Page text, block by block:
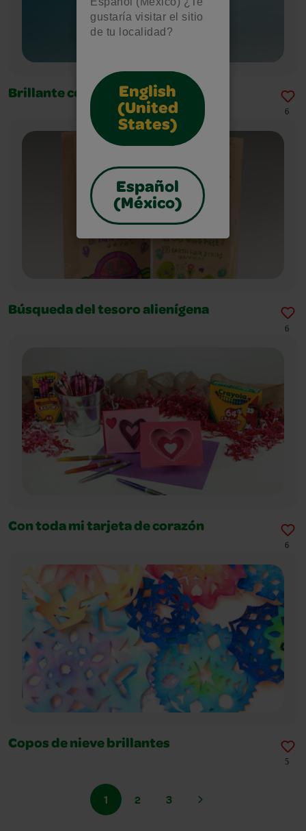
gustaría visitar el sitio
de tu localidad?
English
(United
States)
Español
(México)
Brillante cometa mariposa
6
Búsqueda del tesoro alienígena
6
Con toda mi tarjeta de corazón
6
Copos de nieve brillantes
5
1 2 3